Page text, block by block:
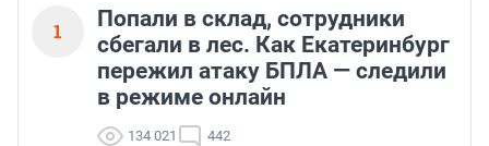
1
Попали в склад, сотрудники
сбегали в лес. Как Екатеринбург
пережил атаку БПЛА — следили
в режиме онлайн
134 021 442